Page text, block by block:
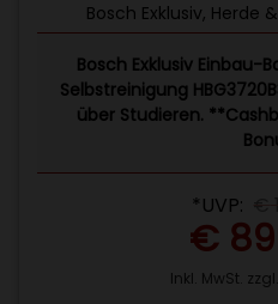
Bosch Exklusiv, Herde
Bosch Exklusiv Einbau-
Selbstreinigung
über Studieren.
*UVP:
€
Inkl. MwSt.